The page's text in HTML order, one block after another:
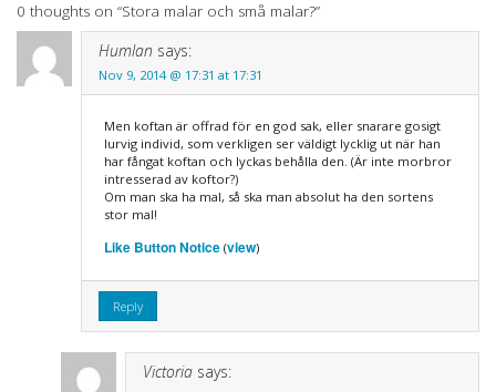
0 thoughts on “Stora malar och små malar?”
Humlan says:
Nov 9, 2014 @ 17:31 at 17:31
Men koftan är offrad för en god sak, eller snarare gosigt
lurvig individ, som verkligen ser väldigt lycklig ut när han
har fångat koftan och lyckas behålla den. (Är inte morbror
intresserad av koftor?)
Om man ska ha mal, så ska man absolut ha den sortens
stor mal!
Like Button Notice(view)
Reply
Victoria says: